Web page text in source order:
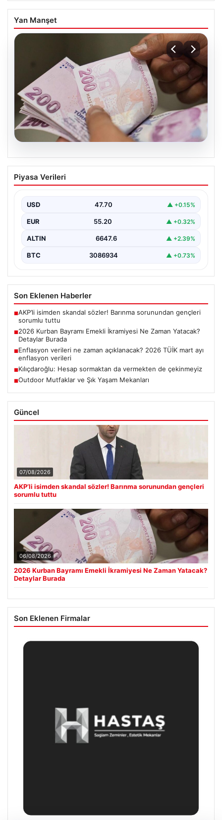
Yan Manşet
06.08.2026
2026 Kurban Bayramı Emekli İkramiyesi
Ne Zaman Yatacak? Detaylar Burada
milyon emekli vatandaşın merakla beklediği bayram
ikramiyesi…
Piyasa Verileri
USD 47.70 ▲ +0.15%
EUR 55.20 ▲ +0.32%
ALTIN 6647.6 ▲ +2.39%
BTC 3086934 ▲ +0.73%
Son Eklenen Haberler
■AKP’li isimden skandal sözler! Barınma sorunundan gençleri
sorumlu tuttu
■2026 Kurban Bayramı Emekli İkramiyesi Ne Zaman Yatacak?
Detaylar Burada
■Enflasyon verileri ne zaman açıklanacak? 2026 TÜİK mart ayı
enflasyon verileri
■Kılıçdaroğlu: Hesap sormaktan da vermekten de çekinmeyiz
■Outdoor Mutfaklar ve Şık Yaşam Mekanları
Güncel
07/08/2026
AKP’li isimden skandal sözler! Barınma sorunundan gençleri
sorumlu tuttu
06/08/2026
2026 Kurban Bayramı Emekli İkramiyesi Ne Zaman Yatacak?
Detaylar Burada
Son Eklenen Firmalar